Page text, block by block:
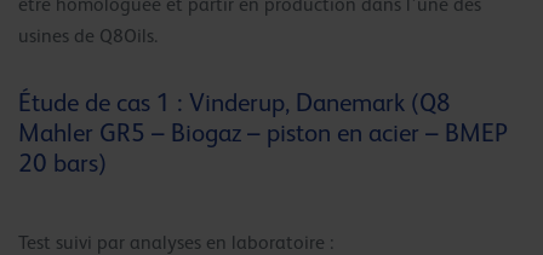
être homologuée et partir en production dans l’une des
usines de Q8Oils.
Étude de cas 1 : Vinderup, Danemark (Q8
Mahler GR5 – Biogaz – piston en acier – BMEP
20 bars)
Test suivi par analyses en laboratoire :